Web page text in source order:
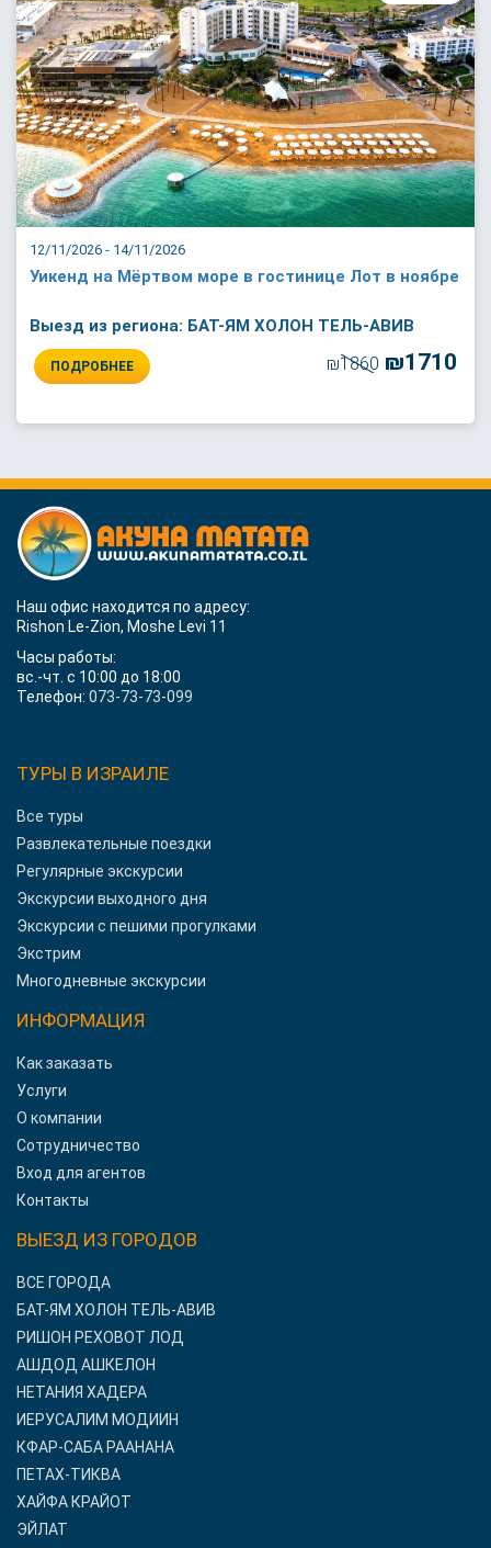
12/11/2026 - 14/11/2026
Уикенд на Мёртвом море в гостинице Лот в ноябре
Выезд из региона: БАТ-ЯМ ХОЛОН ТЕЛЬ-АВИВ
ПОДРОБНЕЕ ₪1860 ₪1710
Наш офис находится по адресу:
Rishon Le-Zion, Moshe Levi 11
Часы работы:
вс.-чт. с 10:00 до 18:00
Телефон: 073-73-73-099
ТУРЫ В ИЗРАИЛЕ
Все туры
Развлекательные поездки
Регулярные экскурсии
Экскурсии выходного дня
Экскурсии с пешими прогулками
Экстрим
Многодневные экскурсии
ИНФОРМАЦИЯ
Как заказать
Услуги
О компании
Сотрудничество
Вход для агентов
Контакты
ВЫЕЗД ИЗ ГОРОДОВ
ВСЕ ГОРОДА
БАТ-ЯМ ХОЛОН ТЕЛЬ-АВИВ
РИШОН РЕХОВОТ ЛОД
АШДОД АШКЕЛОН
НЕТАНИЯ ХАДЕРА
ИЕРУСАЛИМ МОДИИН
КФАР-САБА РААНАНА
ПЕТАХ-ТИКВА
ХАЙФА КРАЙОТ
ЭЙЛАТ